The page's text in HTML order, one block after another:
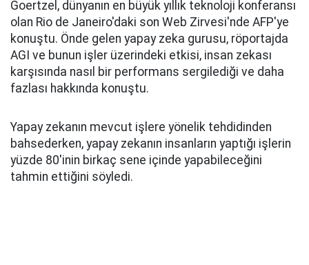
Goertzel, dünyanın en büyük yıllık teknoloji konferansı
olan Rio de Janeiro'daki son Web Zirvesi'nde AFP'ye
konuştu. Önde gelen yapay zeka gurusu, röportajda
AGI ve bunun işler üzerindeki etkisi, insan zekası
karşısında nasıl bir performans sergilediği ve daha
fazlası hakkında konuştu.
Yapay zekanın mevcut işlere yönelik tehdidinden
bahsederken, yapay zekanın insanların yaptığı işlerin
yüzde 80'inin birkaç sene içinde yapabileceğini
tahmin ettiğini söyledi.